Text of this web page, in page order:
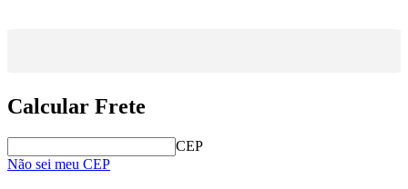
Calcular Frete
CEP
Não sei meu CEP